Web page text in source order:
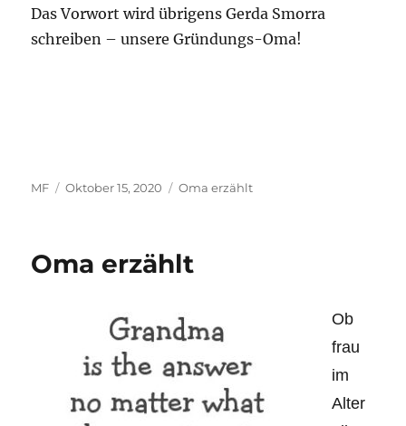
Das Vorwort wird übrigens Gerda Smorra
schreiben – unsere Gründungs-Oma!
Autor
MF
Veröffentlicht
Oktober 15, 2020 Kategorien
Oma erzählt
Oma erzählt
Ob
frau
im
Alter